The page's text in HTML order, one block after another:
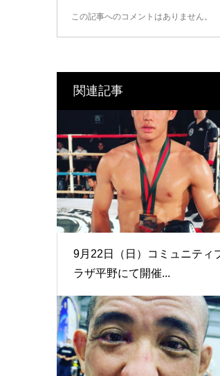
この記事へのコメントはありません。
関連記事
9月22日（日）コミュニティ
ラザ平野にて開催...